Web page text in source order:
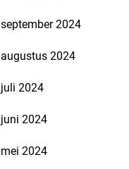
september 2024
augustus 2024
juli 2024
juni 2024
mei 2024